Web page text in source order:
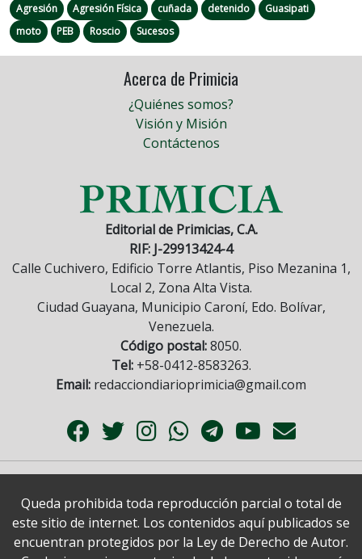
Agresión Agresión Física cuñada detenido
Guasipati
moto
PEB Roscio Sucesos
Acerca de Primicia
¿Quiénes somos?
Visión y Misión
Contáctenos
Editorial de Primicias, C.A.
RIF: J-29913424-4
Calle Cuchivero, Edificio Torre Atlantis, Piso Mezanina 1,
Local 2, Zona Alta Vista.
Ciudad Guayana, Municipio Caroní, Edo. Bolívar,
Venezuela.
Código postal:8050.
Tel:+58-0412-8583263.
Email: redacciondiarioprimicia@gmail.com
Queda prohibida toda reproducción parcial o total de
este sitio de internet. Los contenidos aquí publicados se
encuentran protegidos por la Ley de Derecho de Autor.